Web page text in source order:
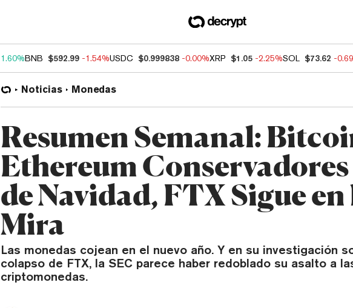
1.60%BNB $592.99 -1.54%USDC $0.999838 -0.00%XRP $1.05 -2.25%SOL $73.62 -
Noticias Monedas
Resumen Semanal:
Ethereum
de Navidad, FTX Sigue en
Mira
Las monedas cojean en el nuevo año. Y en su investigación
colapso de FTX, la SEC parece haber redoblado su asalto a
criptomonedas.